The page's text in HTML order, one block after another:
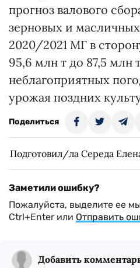
прогноз валового
зерновых и
2020/2021 МГ в
95,6 млн т до 87,5 млн
неблагоприятных
урожая поздних
Поделиться
Подготовил/ла Середа
Заметили ошибку?
Пожалуйста, выделите ее
Ctrl+Enter или Отправить
Добавить